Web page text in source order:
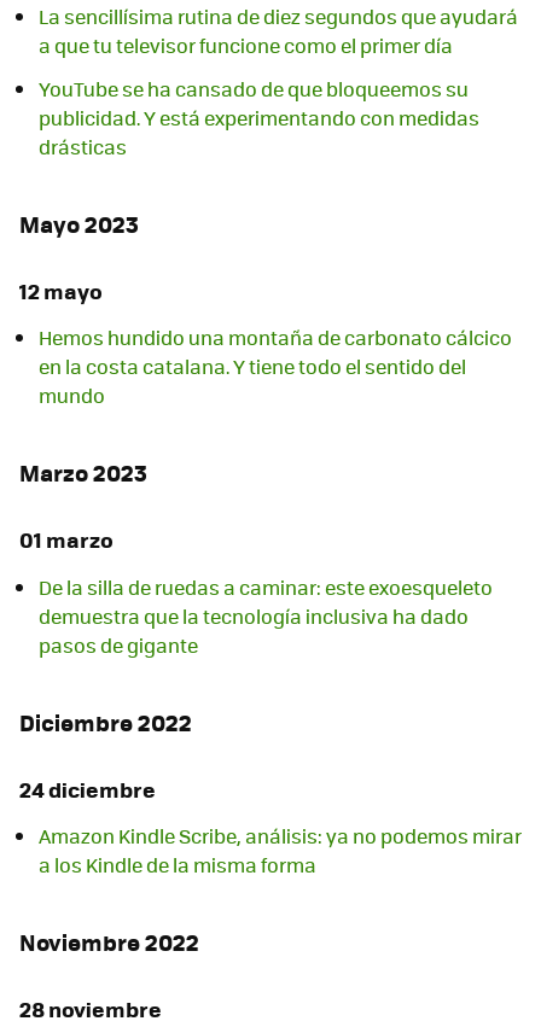
La sencillísima rutina de diez segundos que ayudará
a que tu televisor funcione como el primer día
YouTube se ha cansado de que bloqueemos su
publicidad. Y está experimentando con medidas
drásticas
Mayo 2023
12 mayo
Hemos hundido una montaña de carbonato cálcico
en la costa catalana. Y tiene todo el sentido del
mundo
Marzo 2023
01 marzo
De la silla de ruedas a caminar: este exoesqueleto
demuestra que la tecnología inclusiva ha dado
pasos de gigante
Diciembre 2022
24 diciembre
Amazon Kindle Scribe, análisis: ya no podemos mirar
a los Kindle de la misma forma
Noviembre 2022
28 noviembre